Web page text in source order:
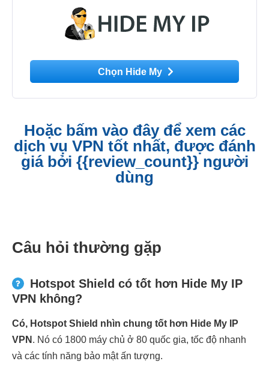
Chọn Hide My
Hoặc bấm vào đây để xem các
dịch vụ VPN tốt nhất, được đánh
giá bởi {{review_count}} người
dùng
Câu hỏi thường gặp
Hotspot Shield có tốt hơn Hide My IP
VPN không?
Có, Hotspot Shield nhìn chung tốt hơn Hide My IP
VPN . Nó có 1800 máy chủ ở 80 quốc gia, tốc độ nhanh
và các tính năng bảo mật ấn tượng.